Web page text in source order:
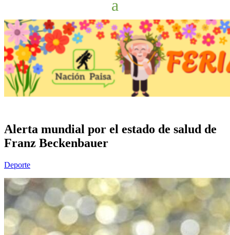
Alerta mundial por el estado de salud de
Franz Beckenbauer
Deporte